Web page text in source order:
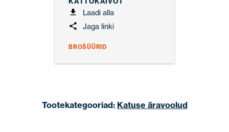
Laadi alla
Jaga linki
BROŠÜÜRID
Tootekategooriad: Katuse äravoolud